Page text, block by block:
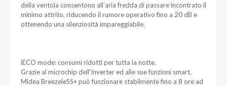
della ventola consentono all’aria fredda di passare incontrato il
minimo attrito, riducendo il rumore operativo fino a 20 dB e
ottenendo una silenziosità impareggiabile.
iECO mode: consumi ridotti per tutta la notte.
Grazie al microchip dell'Inverter ed alle sue funzioni smart,
Midea BreezeleSS+ può funzionare stabilmente fino a 8 ore ad